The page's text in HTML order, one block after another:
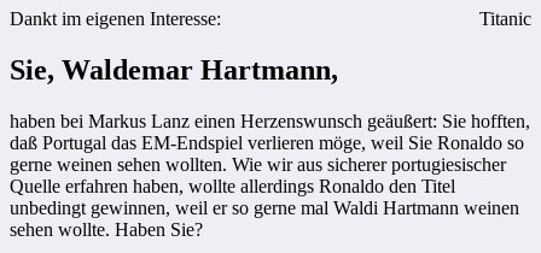
Dankt im eigenen Interesse:
Titanic
Sie, Waldemar Hartmann,
haben bei Markus Lanz einen Herzenswunsch geäußert: Sie hofften,
daß Portugal das EM-Endspiel verlieren möge, weil Sie Ronaldo so
gerne weinen sehen wollten. Wie wir aus sicherer portugiesischer
Quelle erfahren haben, wollte allerdings Ronaldo den Titel
unbedingt gewinnen, weil er so gerne mal Waldi Hartmann weinen
sehen wollte. Haben Sie?